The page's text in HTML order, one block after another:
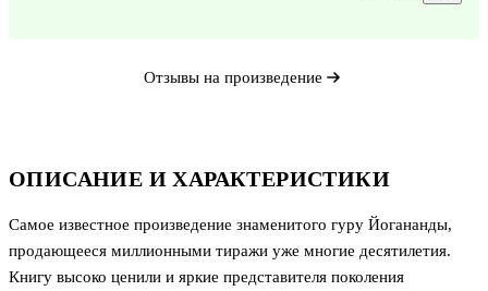
ОПИСАНИЕ И ХАРАКТЕРИСТИКИ
Самое известное произведение знаменитого гуру Йогананды,
продающееся миллионными тиражи уже многие десятилетия.
Книгу высоко ценили и яркие представителя поколения
Отзывы на произведение